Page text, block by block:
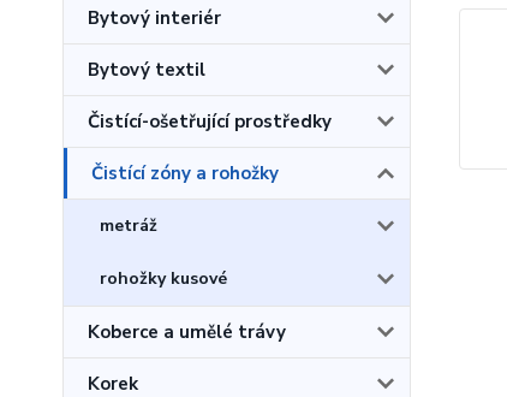
Bytový interiér
Bytový textil
Čistící-ošetřující prostředky
Čistící zóny a rohožky
metráž
rohožky kusové
Koberce a umělé trávy
Korek